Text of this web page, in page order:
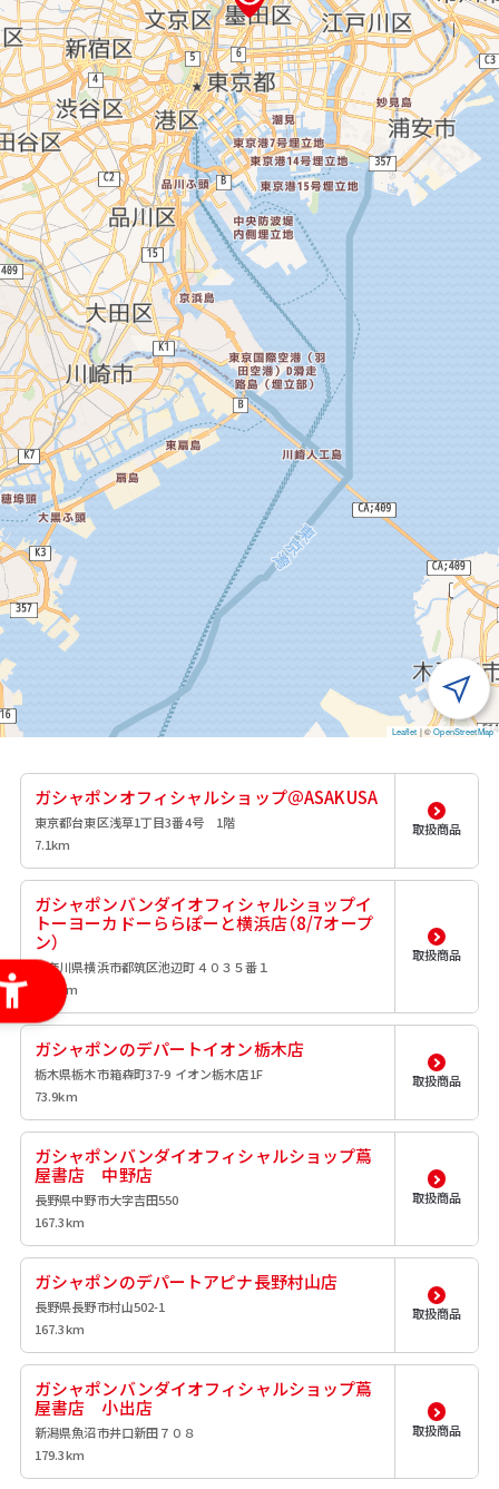
Leaflet |©OpenStreetMap
ガシャポンオフィシャルショップ＠ASAKUSA
東京都台東区浅草1丁目3番4号 1階
7.1km
取扱商品
ガシャポンバンダイオフィシャルショップイ
トーヨーカドーららぽーと横浜店（8/7オープ
ン）
神奈川県横浜市都筑区池辺町４０３５番１
27.1km
取扱商品
ガシャポンのデパートイオン栃木店
栃木県栃木市箱森町37-9 イオン栃木店1F
73.9km
取扱商品
ガシャポンバンダイオフィシャルショップ蔦
屋書店 中野店
長野県中野市大字吉田550
167.3km
取扱商品
ガシャポンのデパートアピナ長野村山店
長野県長野市村山502-1
167.3km
取扱商品
ガシャポンバンダイオフィシャルショップ蔦
屋書店 小出店
新潟県魚沼市井口新田７０８
179.3km
取扱商品